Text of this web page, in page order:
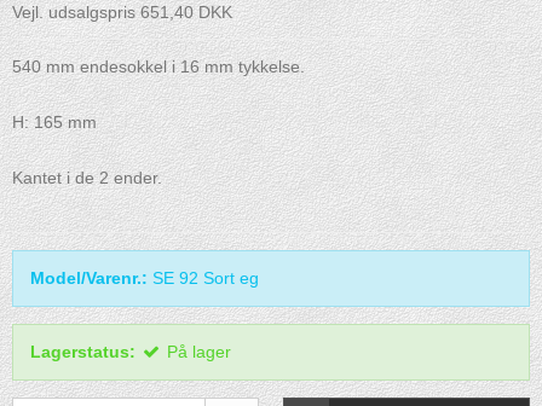
Vejl. udsalgspris 651,40 DKK
540 mm endesokkel i 16 mm tykkelse.
H: 165 mm
Kantet i de 2 ender.
Model/Varenr.: SE 92 Sort eg
Lagerstatus: På lager